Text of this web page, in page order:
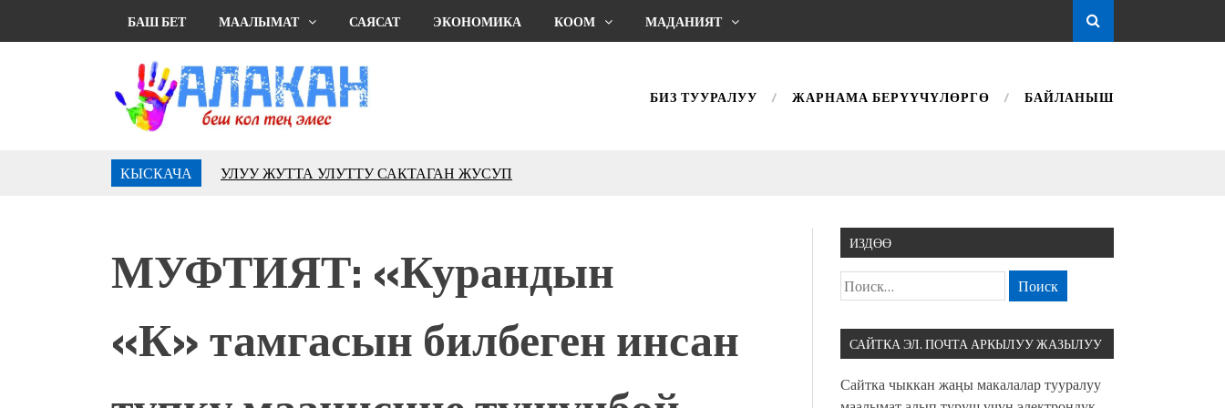
БАШ БЕТ МААЛЫМАТ САЯСАТ ЭКОНОМИКА КООМ МАДАНИЯТ
БИЗ ТУУРАЛУУ ЖАРНАМА БЕРҮҮЧҮЛӨРГӨ БАЙЛАНЫШ
КЫСКАЧА
УЛУУ ЖУТТА УЛУТТУ САКТАГАН ЖУСУП
Аида САЛЯНОВА: "Кыргыз шахмат союзунун
президенти болуп шайланышым сыймык жана чоң
Садыр ЖАПАРОВ: “Айтматовдой адабият алпы чыгыш
үчүн, улуу көч уланышы үчүн журнал сөзсүз керек!”
МУФТИЯТ: «Курандын
«К» тамгасын билбеген инсан
ИЗДӨӨ
САЙТКА ЭЛ. ПОЧТА АРКЫЛУУ ЖАЗЫЛУУ
Сайтка чыккан жаңы макалалар тууралуу